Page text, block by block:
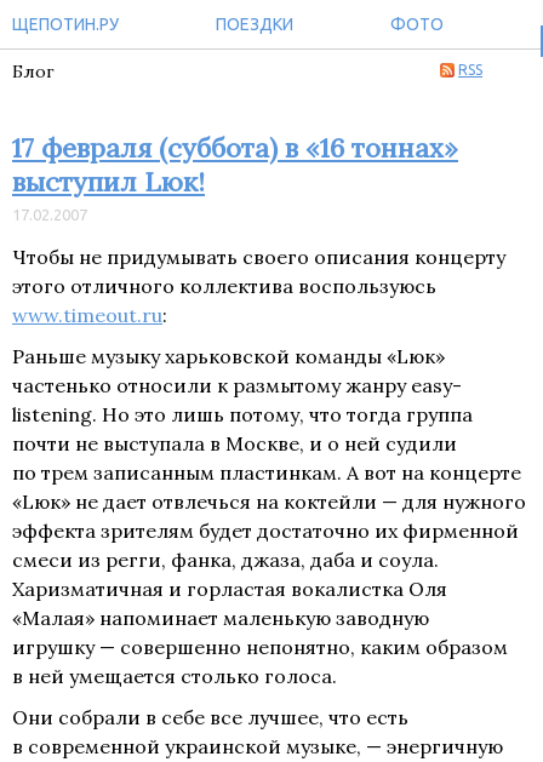
ЩЕПОТИН.РУ ПОЕЗДКИ ФОТО
RSS
Блог
17 февраля (суббота) в «16 тоннах»
выступил Lюк!
17.02.2007
Чтобы не придумывать своего описания концерту
этого отличного коллектива воспользуюсь
www.timeout.ru:
Раньше музыку харьковской команды «Lюк»
частенько относили к размытому жанру easy-
listening. Но это лишь потому, что тогда группа
почти не выступала в Москве, и о ней судили
по трем записанным пластинкам. А вот на концерте
«Lюк» не дает отвлечься на коктейли — для нужного
эффекта зрителям будет достаточно их фирменной
смеси из регги, фанка, джаза, даба и соула.
Харизматичная и горластая вокалистка Оля
«Малая» напоминает маленькую заводную
игрушку — совершенно непонятно, каким образом
в ней умещается столько голоса.
Они собрали в себе все лучшее, что есть
в современной украинской музыке, — энергичную